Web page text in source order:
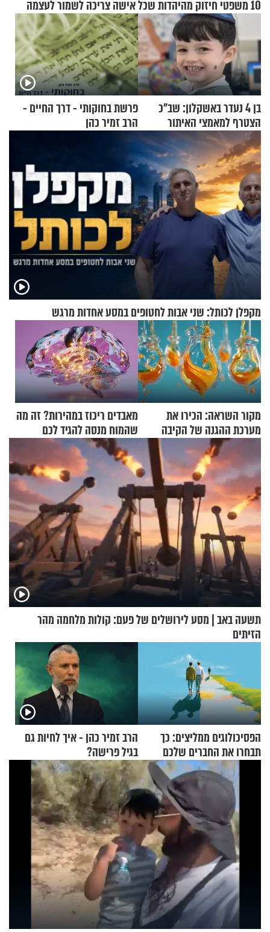
10 משפטי חיזוק מהיהדות שכל אישה צריכה לשמור לעצמה
בן 4 נעדר באשקלון: שב"כ
הצטרף למאמצי האיתור
פרשת בחוקותי - דרך החיים -
הרב זמיר כהן
מקפלן לכותל: שני אבות לחטופים במסע אחדות מרגש
מקור השראה: הכירו את
מערכת ההגנה של הקיבה
מאבדים ריכוז במהירות? זה מה
שהמוח מנסה להגיד לכם
תשעה באב | מסע לירושלים של פעם: קולות מלחמה מהר
הזיתים
הפסיכולוגים ממליצים: כך
תבחרו את החברים שלכם
בחיים
הרב זמיר כהן - איך לחיות גם
בגיל פרישה?